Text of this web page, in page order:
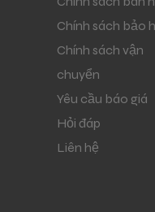
Chính sách bảo
Chính sách vận
chuyển
Yêu cầu báo giá
Hỏi đáp
Liên hệ